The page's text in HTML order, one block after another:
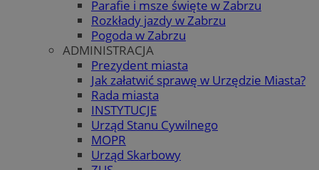
Parafie i msze święte w Zabrzu
Rozkłady jazdy w Zabrzu
Pogoda w Zabrzu
ADMINISTRACJA
Prezydent miasta
Jak załatwić sprawę w Urzędzie Miasta?
Rada miasta
INSTYTUCJE
Urząd Stanu Cywilnego
MOPR
Urząd Skarbowy